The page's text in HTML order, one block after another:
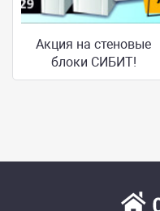
Акция на стеновые
блоки СИБИТ!